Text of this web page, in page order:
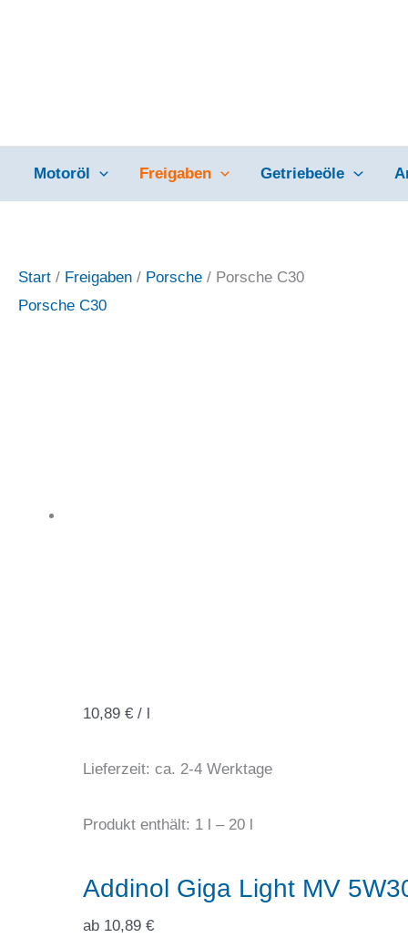
Motoröl Freigaben Getriebeöle
Start / Freigaben / Porsche / Porsche C30
Porsche C30
10,89 € / l
Lieferzeit: ca. 2-4 Werktage
Produkt enthält: 1 l – 20 l
Addinol Giga Light MV
ab 10,89 €